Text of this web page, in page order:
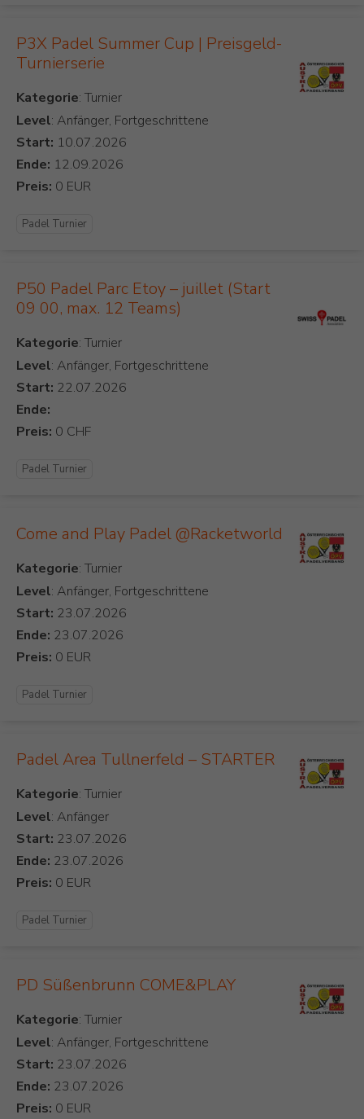
P3X Padel Summer Cup | Preisgeld-
Turnierserie
Kategorie
Level: Anfänger, Fortgeschrittene
Start:
Ende:
Preis:
Padel Turnier
P50 Padel Parc Etoy – juillet (Start
09 00, max. 12 Teams)
Kategorie
Level: Anfänger, Fortgeschrittene
Start:
Ende:
Preis:
Padel Turnier
Come and Play Padel @Racketworld
Kategorie
Level: Anfänger, Fortgeschrittene
Start:
Ende:
Preis:
Padel Turnier
Padel Area Tullnerfeld – STARTER
Kategorie
Level: Anfänger
Start:
Ende:
Preis:
Padel Turnier
PD Süßenbrunn COME&PLAY
Kategorie
Level: Anfänger, Fortgeschrittene
Start:
Ende:
Preis: